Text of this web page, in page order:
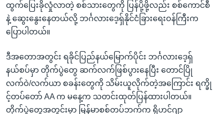
ထွက်ပြေးခိုလှုံလာတဲ့ စစ်သားတွေကို ပြန်ပို့ဖို့လည်း စစ်ကောင်စီ
နဲ့ ဆွေးနွေးနေတယ်လို့ ဘင်္ဂလားဒေ့ရှ်နိုင်ငံခြားရေးဝန်ကြီးက
ပြောပါတယ်။
ဒီအတောအတွင်း ရခိုင်ပြည်နယ်မြောက်ပိုင်း ဘင်္ဂလားဒေ့ရှ်
နယ်စပ်မှာ တိုက်ပွဲတွေ ဆက်လက်ဖြစ်ပွားနေပြီး တောင်ပြို
လက်ဝဲ/လက်ယာ စခန်းတွေကို သိမ်းယူလိုက်တဲ့အကြောင်း ရက္ခို
င့်တပ်တော် AA က မနေ့က သတင်းထုတ်ပြန်ထားပါတယ်။
တိုက်ပွဲတွေအတွင်းမှာ မြန်မာစစ်တပ်ဘက်က ရိုဟင်ဂျာ